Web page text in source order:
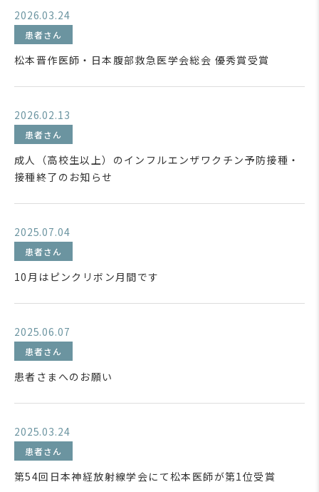
2026.03.24
患者さん
松本晋作医師・日本腹部救急医学会総会 優秀賞受賞
2026.02.13
患者さん
成人（高校生以上）のインフルエンザワクチン予防接種・
接種終了のお知らせ
2025.07.04
患者さん
10月はピンクリボン月間です
2025.06.07
患者さん
患者さまへのお願い
2025.03.24
患者さん
第54回日本神経放射線学会にて松本医師が第1位受賞